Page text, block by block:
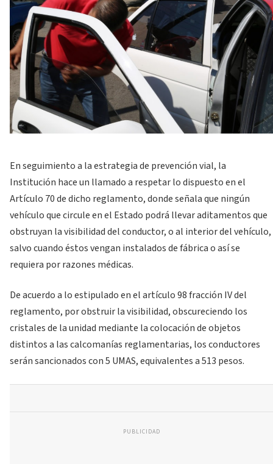
En seguimiento a la estrategia de prevención vial, la
Institución hace un llamado a respetar lo dispuesto en el
Artículo 70 de dicho reglamento, donde señala que ningún
vehículo que circule en el Estado podrá llevar aditamentos que
obstruyan la visibilidad del conductor, o al interior del vehículo,
salvo cuando éstos vengan instalados de fábrica o así se
requiera por razones médicas.
De acuerdo a lo estipulado en el artículo 98 fracción IV del
reglamento, por obstruir la visibilidad, obscureciendo los
cristales de la unidad mediante la colocación de objetos
distintos a las calcomanías reglamentarias, los conductores
serán sancionados con 5 UMAS, equivalentes a 513 pesos.
PUBLICIDAD